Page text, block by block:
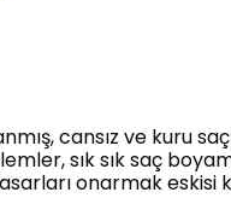
cansız ve kuru
sık sık saç
onarmak